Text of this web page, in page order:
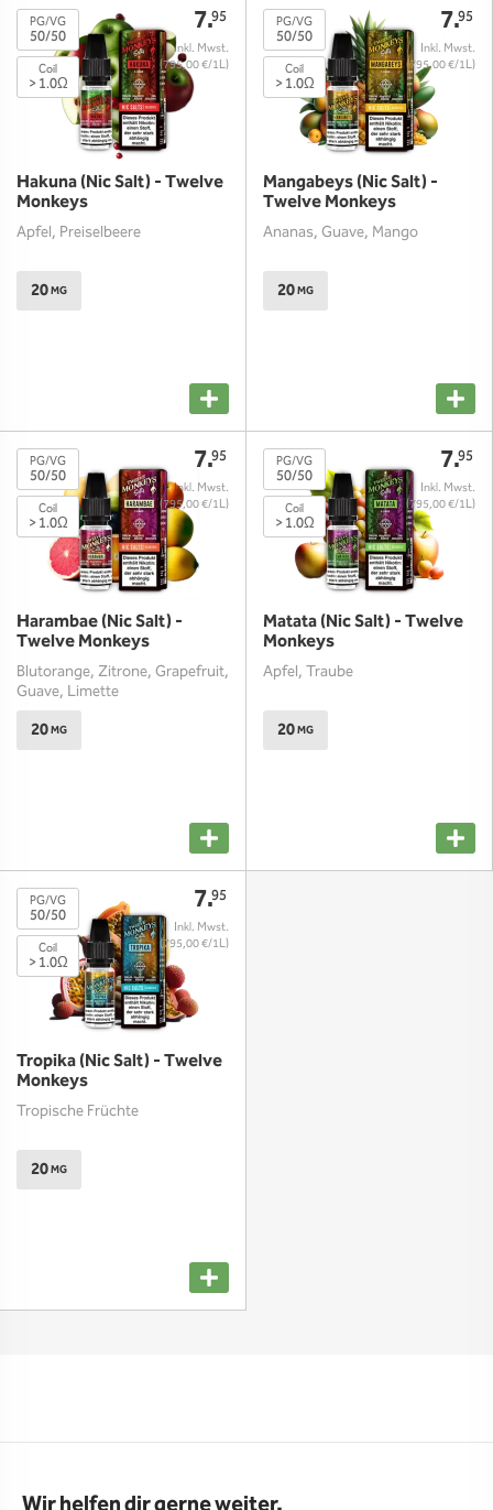
7.95
(795,00 €/1L)
PG/VG
50/50
Coil
> 1.0Ω
Hakuna (Nic Salt) - Twelve
Monkeys
Apfel, Preiselbeere
20MG
7.95
(795,00 €/1L)
PG/VG
50/50
Coil
> 1.0Ω
Mangabeys (Nic Salt) -
Twelve Monkeys
Ananas, Guave, Mango
20MG
7.95
(795,00 €/1L)
PG/VG
50/50
Coil
> 1.0Ω
Harambae (Nic Salt) -
Twelve Monkeys
Blutorange, Zitrone, Grapefruit,
Guave, Limette
20MG
7.95
(795,00 €/1L)
PG/VG
50/50
Coil
> 1.0Ω
Matata (Nic Salt) - Twelve
Monkeys
Apfel, Traube
20MG
7.95
(795,00 €/1L)
PG/VG
50/50
Coil
> 1.0Ω
Tropika (Nic Salt) - Twelve
Monkeys
Tropische Früchte
20MG